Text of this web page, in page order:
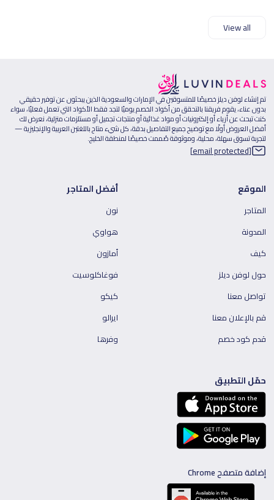
View all
تم إنشاء لوفن ديلز خصيصًا للمتسوقين في الإمارات والسعودية الذين يبحثون عن توفير حقيقي
بدون عناء، يقوم فريقنا بالتحقق من أكواد الخصم يوميًا لتجد فقط الأكواد التي تعمل فعليًا، سواء
كنت تبحث عن أزياء أو إلكترونيات أو مواد غذائية أو منتجات تجميل أو مستلزمات منزلية، نعرض لك
أفضل العروض أولًا مع توضيح جميع التفاصيل بدقة، كل شيء متاح باللغتين العربية والإنجليزية —
لتجربة تسوق سهلة، محلية، وموثوقة صُممت خصيصًا لمنطقة الخليج.
[email protected]
الموقع
المتاجر
المدونة
كيف
حول لوفن ديلز
تواصل معنا
قم بالإعلان معنا
قدم كود خصم
أفضل المتاجر
نون
هواوي
أمازون
فوغاكلوسيت
كيكو
ايرالو
وفرها
حمّل التطبيق
إضافة متصفح Chrome